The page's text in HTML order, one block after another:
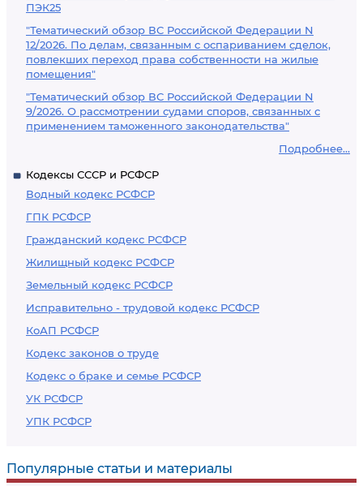
ПЭК25
"Тематический обзор ВС Российской Федерации N
12/2026. По делам, связанным с оспариванием сделок,
повлекших переход права собственности на жилые
помещения"
"Тематический обзор ВС Российской Федерации N
9/2026. О рассмотрении судами споров, связанных с
применением таможенного законодательства"
Подробнее...
Кодексы СССР и РСФСР
Водный кодекс РСФСР
ГПК РСФСР
Гражданский кодекс РСФСР
Жилищный кодекс РСФСР
Земельный кодекс РСФСР
Исправительно - трудовой кодекс РСФСР
КоАП РСФСР
Кодекс законов о труде
Кодекс о браке и семье РСФСР
УК РСФСР
УПК РСФСР
Популярные статьи и материалы